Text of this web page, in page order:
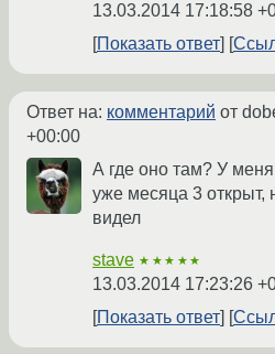
13.03.2014 17:18:58
Показать ответ
Ответ на: комментарий от
+00:00
А где оно там? У меня
уже месяца 3 открыт,
видел
stave ★★★★★
13.03.2014 17:23:26
Показать ответ